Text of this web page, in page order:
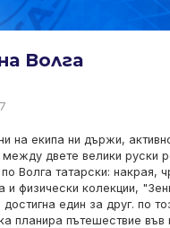
Волга
на екипа ни държи,
между двете велики руски
Волга татарски: накрая,
и физически колекции,
един за друг. по
планира пътешествие във